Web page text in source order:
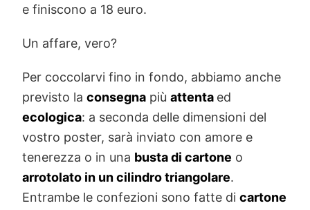
e finiscono a 18 euro.
Un affare, vero?
Per coccolarvi fino in fondo, abbiamo anche
previsto la consegna più attenta ed
ecologica: a seconda delle dimensioni del
vostro poster, sarà inviato con amore e
tenerezza o in una busta di cartone o
arrotolato in un cilindro triangolare.
Entrambe le confezioni sono fatte di cartone